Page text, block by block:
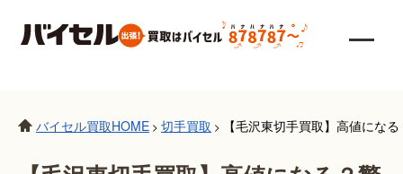
バイセル買取HOME > 切手買取 > 【毛沢東切手買取】高値にな